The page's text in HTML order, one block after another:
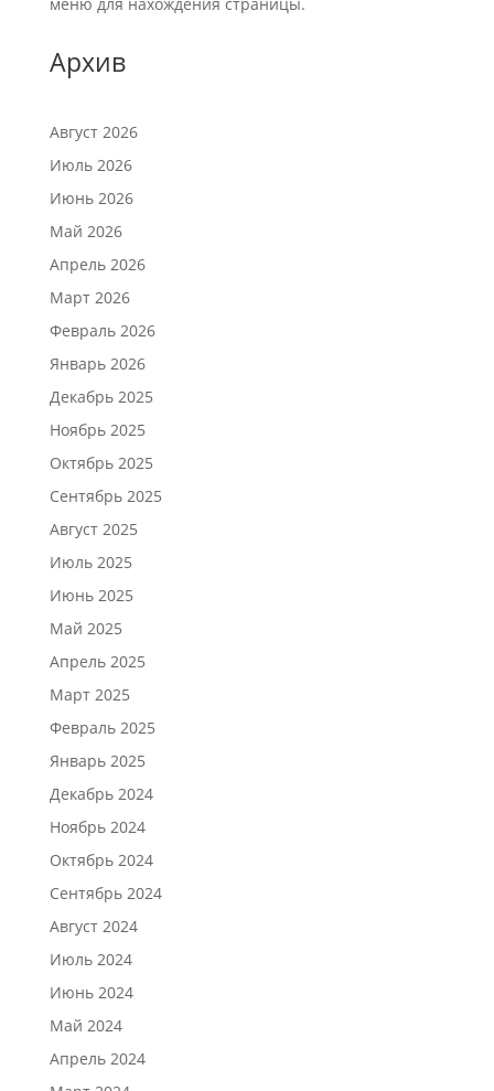
Архив
Август 2026
Июль 2026
Июнь 2026
Май 2026
Апрель 2026
Март 2026
Февраль 2026
Январь 2026
Декабрь 2025
Ноябрь 2025
Октябрь 2025
Сентябрь 2025
Август 2025
Июль 2025
Июнь 2025
Май 2025
Апрель 2025
Март 2025
Февраль 2025
Январь 2025
Декабрь 2024
Ноябрь 2024
Октябрь 2024
Сентябрь 2024
Август 2024
Июль 2024
Июнь 2024
Май 2024
Апрель 2024